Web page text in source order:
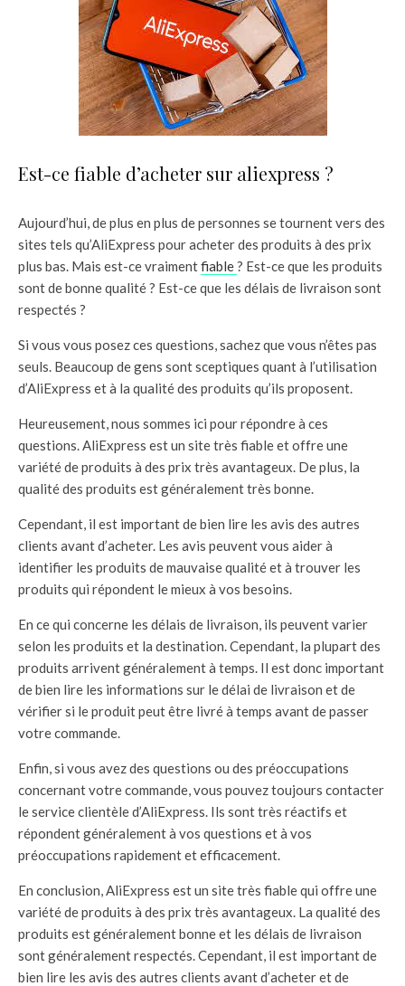
Est-ce fiable d’acheter sur aliexpress ?
Aujourd’hui, de plus en plus de personnes se tournent vers des
sites tels qu’AliExpress pour acheter des produits à des prix
plus bas. Mais est-ce vraimentfiable? Est-ce que les produits
sont de bonne qualité ? Est-ce que les délais de livraison sont
respectés ?
Si vous vous posez ces questions, sachez que vous n’êtes pas
seuls. Beaucoup de gens sont sceptiques quant à l’utilisation
d’AliExpress et à la qualité des produits qu’ils proposent.
Heureusement, nous sommes ici pour répondre à ces
questions. AliExpress est un site très fiable et offre une
variété de produits à des prix très avantageux. De plus, la
qualité des produits est généralement très bonne.
Cependant, il est important de bien lire les avis des autres
clients avant d’acheter. Les avis peuvent vous aider à
identifier les produits de mauvaise qualité et à trouver les
produits qui répondent le mieux à vos besoins.
En ce qui concerne les délais de livraison, ils peuvent varier
selon les produits et la destination. Cependant, la plupart des
produits arrivent généralement à temps. Il est donc important
de bien lire les informations sur le délai de livraison et de
vérifier si le produit peut être livré à temps avant de passer
votre commande.
Enfin, si vous avez des questions ou des préoccupations
concernant votre commande, vous pouvez toujours contacter
le service clientèle d’AliExpress. Ils sont très réactifs et
répondent généralement à vos questions et à vos
préoccupations rapidement et efficacement.
En conclusion, AliExpress est un site très fiable qui offre une
variété de produits à des prix très avantageux. La qualité des
produits est généralement bonne et les délais de livraison
sont généralement respectés. Cependant, il est important de
bien lire les avis des autres clients avant d’acheter et de